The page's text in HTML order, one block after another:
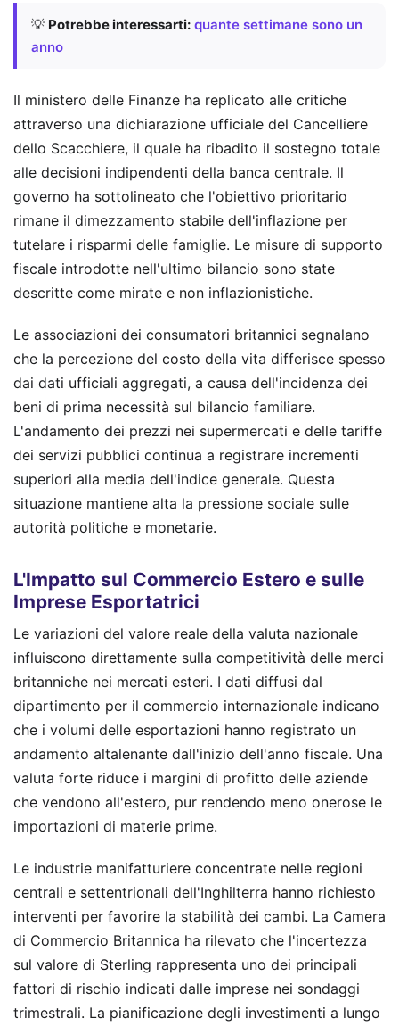
💡 Potrebbe interessarti: quante settimane sono un
anno
Il ministero delle Finanze ha replicato alle critiche
attraverso una dichiarazione ufficiale del Cancelliere
dello Scacchiere, il quale ha ribadito il sostegno totale
alle decisioni indipendenti della banca centrale. Il
governo ha sottolineato che l'obiettivo prioritario
rimane il dimezzamento stabile dell'inflazione per
tutelare i risparmi delle famiglie. Le misure di supporto
fiscale introdotte nell'ultimo bilancio sono state
descritte come mirate e non inflazionistiche.
Le associazioni dei consumatori britannici segnalano
che la percezione del costo della vita differisce spesso
dai dati ufficiali aggregati, a causa dell'incidenza dei
beni di prima necessità sul bilancio familiare.
L'andamento dei prezzi nei supermercati e delle tariffe
dei servizi pubblici continua a registrare incrementi
superiori alla media dell'indice generale. Questa
situazione mantiene alta la pressione sociale sulle
autorità politiche e monetarie.
L'Impatto sul Commercio Estero e sulle
Imprese Esportatrici
Le variazioni del valore reale della valuta nazionale
influiscono direttamente sulla competitività delle merci
britanniche nei mercati esteri. I dati diffusi dal
dipartimento per il commercio internazionale indicano
che i volumi delle esportazioni hanno registrato un
andamento altalenante dall'inizio dell'anno fiscale. Una
valuta forte riduce i margini di profitto delle aziende
che vendono all'estero, pur rendendo meno onerose le
importazioni di materie prime.
Le industrie manifatturiere concentrate nelle regioni
centrali e settentrionali dell'Inghilterra hanno richiesto
interventi per favorire la stabilità dei cambi. La Camera
di Commercio Britannica ha rilevato che l'incertezza
sul valore di Sterling rappresenta uno dei principali
fattori di rischio indicati dalle imprese nei sondaggi
trimestrali. La pianificazione degli investimenti a lungo